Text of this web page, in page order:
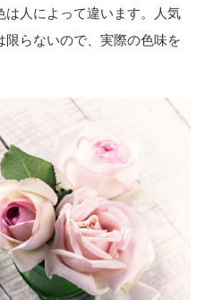
は人によって違います。人気
らないので、実際の色味を